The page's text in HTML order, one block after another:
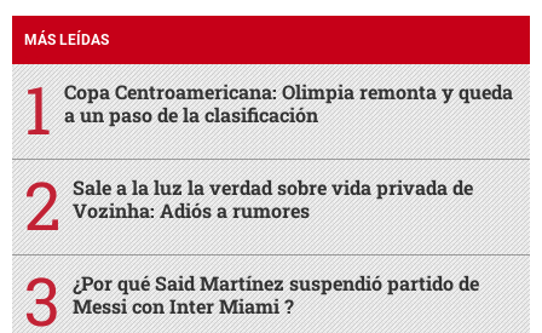
MÁS LEÍDAS
Copa Centroamericana: Olimpia remonta y queda
a un paso de la clasificación
Sale a la luz la verdad sobre vida privada de
Vozinha: Adiós a rumores
¿Por qué Said Martínez suspendió partido de
Messi con Inter Miami ?